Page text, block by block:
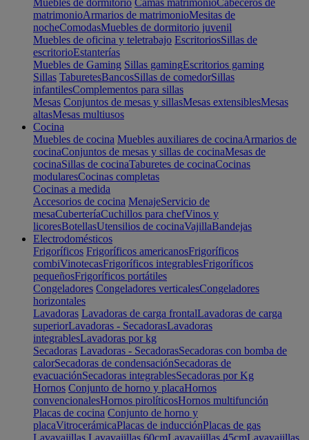
Muebles de dormitorio Camas matrimonioCabeceros de
matrimonioArmarios de matrimonioMesitas de
nocheComodasMuebles de dormitorio juvenil
Muebles de oficina y teletrabajo EscritoriosSillas de
escritorioEstanterías
Muebles de Gaming Sillas gamingEscritorios gaming
Sillas TaburetesBancosSillas de comedorSillas
infantilesComplementos para sillas
Mesas Conjuntos de mesas y sillasMesas extensiblesMesas
altasMesas multiusos
Cocina
Muebles de cocina Muebles auxiliares de cocinaArmarios de
cocinaConjuntos de mesas y sillas de cocinaMesas de
cocinaSillas de cocinaTaburetes de cocinaCocinas
modularesCocinas completas
Cocinas a medida
Accesorios de cocina MenajeServicio de
mesaCuberteríaCuchillos para chefVinos y
licoresBotellasUtensilios de cocinaVajillaBandejas
Electrodomésticos
Frigoríficos Frigoríficos americanosFrigoríficos
combiVinotecasFrigoríficos integrablesFrigoríficos
pequeñosFrigoríficos portátiles
Congeladores Congeladores verticalesCongeladores
horizontales
Lavadoras Lavadoras de carga frontalLavadoras de carga
superiorLavadoras - SecadorasLavadoras
integrablesLavadoras por kg
Secadoras Lavadoras - SecadorasSecadoras con bomba de
calorSecadoras de condensaciónSecadoras de
evacuaciónSecadoras integrablesSecadoras por Kg
Hornos Conjunto de horno y placaHornos
convencionalesHornos pirolíticosHornos multifunción
Placas de cocina Conjunto de horno y
placaVitrocerámicaPlacas de inducciónPlacas de gas
Lavavajillas Lavavajillas 60cmLavavajillas 45cmLavavajillas